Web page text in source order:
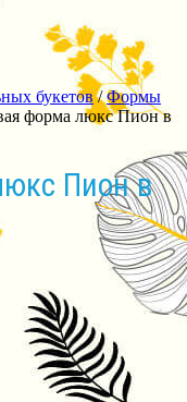
букетов/Формы
форма люкс Пион в
Пион в